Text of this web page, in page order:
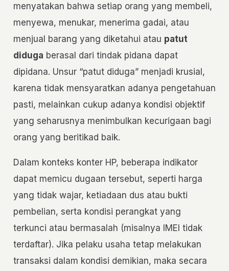
menyatakan bahwa setiap orang yang membeli,
menyewa, menukar, menerima gadai, atau
menjual barang yang diketahui atau patut
diduga berasal dari tindak pidana dapat
dipidana. Unsur “patut diduga” menjadi krusial,
karena tidak mensyaratkan adanya pengetahuan
pasti, melainkan cukup adanya kondisi objektif
yang seharusnya menimbulkan kecurigaan bagi
orang yang beritikad baik.
Dalam konteks konter HP, beberapa indikator
dapat memicu dugaan tersebut, seperti harga
yang tidak wajar, ketiadaan dus atau bukti
pembelian, serta kondisi perangkat yang
terkunci atau bermasalah (misalnya IMEI tidak
terdaftar). Jika pelaku usaha tetap melakukan
transaksi dalam kondisi demikian, maka secara